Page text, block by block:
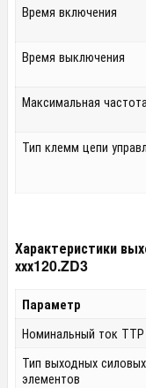
Время включения
Время выключения
Максимальная
Тип клемм цепи
Характеристики
ххх120.ZD3
Параметр
Номинальный ток ТТР
Тип выходных силовых
элементов